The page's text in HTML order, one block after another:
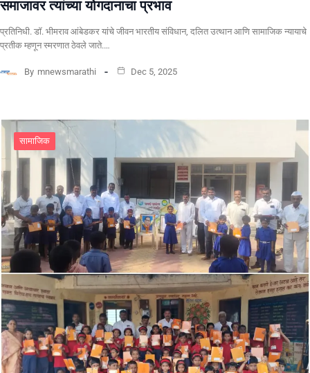
समाजावर त्यांच्या योगदानाचा प्रभाव
प्रतिनिधी. ​डॉ. भीमराव आंबेडकर यांचे जीवन भारतीय संविधान, दलित उत्थान आणि सामाजिक न्यायाचे
प्रतीक म्हणून स्मरणात ठेवले जाते.…
By mnewsmarathi Dec 5, 2025
सामाजिक